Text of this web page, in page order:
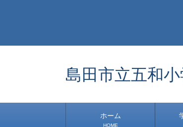
島田市立五和
ホーム
HOME